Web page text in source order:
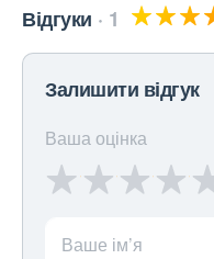
Відгуки 1
Залишити відгук
Ваша оцінка
Ваше ім’я